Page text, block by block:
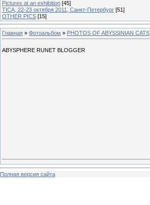
Pictures at an exhibition [45]
TICA, 22-23 октября 2011, Санкт-Петербург [51]
OTHER PICS [15]
Главная » Фотоальбом » PHOTOS OF ABYSSINIAN CATS
ABYSPHERE RUNET BLOGGER
Полная версия сайта